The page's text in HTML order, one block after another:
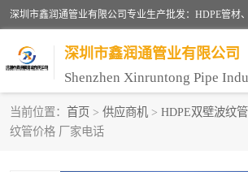
深圳市鑫润通管业有限公司
当前位置： 首页 > 供应商机 > HDPE双壁波纹管
纹管价格 厂家电话
HDPE管材给水管